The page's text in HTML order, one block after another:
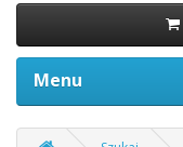
Menu